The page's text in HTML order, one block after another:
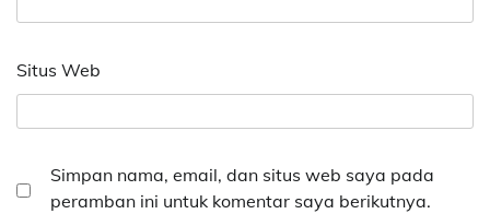
Situs Web
Simpan nama, email, dan situs web saya pada
peramban ini untuk komentar saya berikutnya.